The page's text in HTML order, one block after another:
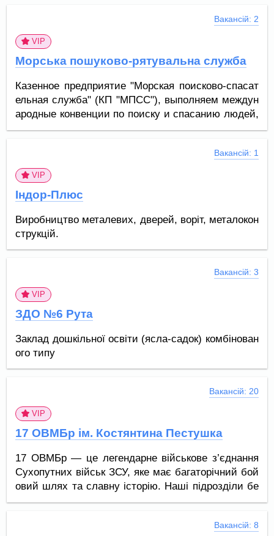
Вакансій: 2
VIP
Морська пошуково-рятувальна служба
Казенное предприятие "Морская поисково-спасат
ельная служба" (КП "МПСС"), выполняем междун
ародные конвенции по поиску и спасанию людей,
терпящих бедствие на море,работаем в зоне отве
Вакансій: 1
VIP
Індор-Плюс
Виробництво металевих, дверей, воріт, металокон
струкцій.
Вакансій: 3
VIP
ЗДО №6 Рута
Заклад дошкільної освіти (ясла-садок) комбінован
ого типу
Вакансій: 20
VIP
17 ОВМБр ім. Костянтина Пестушка
17 ОВМБр — це легендарне військове з’єднання
Сухопутних військ ЗСУ, яке має багаторічний бой
овий шлях та славну історію. Наші підрозділи бе
руть активну участь у захисті України від перших
о бойовий досвід, сучасне озброєння та братерст
Вакансій: 8